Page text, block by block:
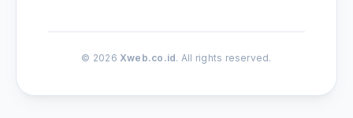
© 2026 Xweb.co.id. All rights reserved.